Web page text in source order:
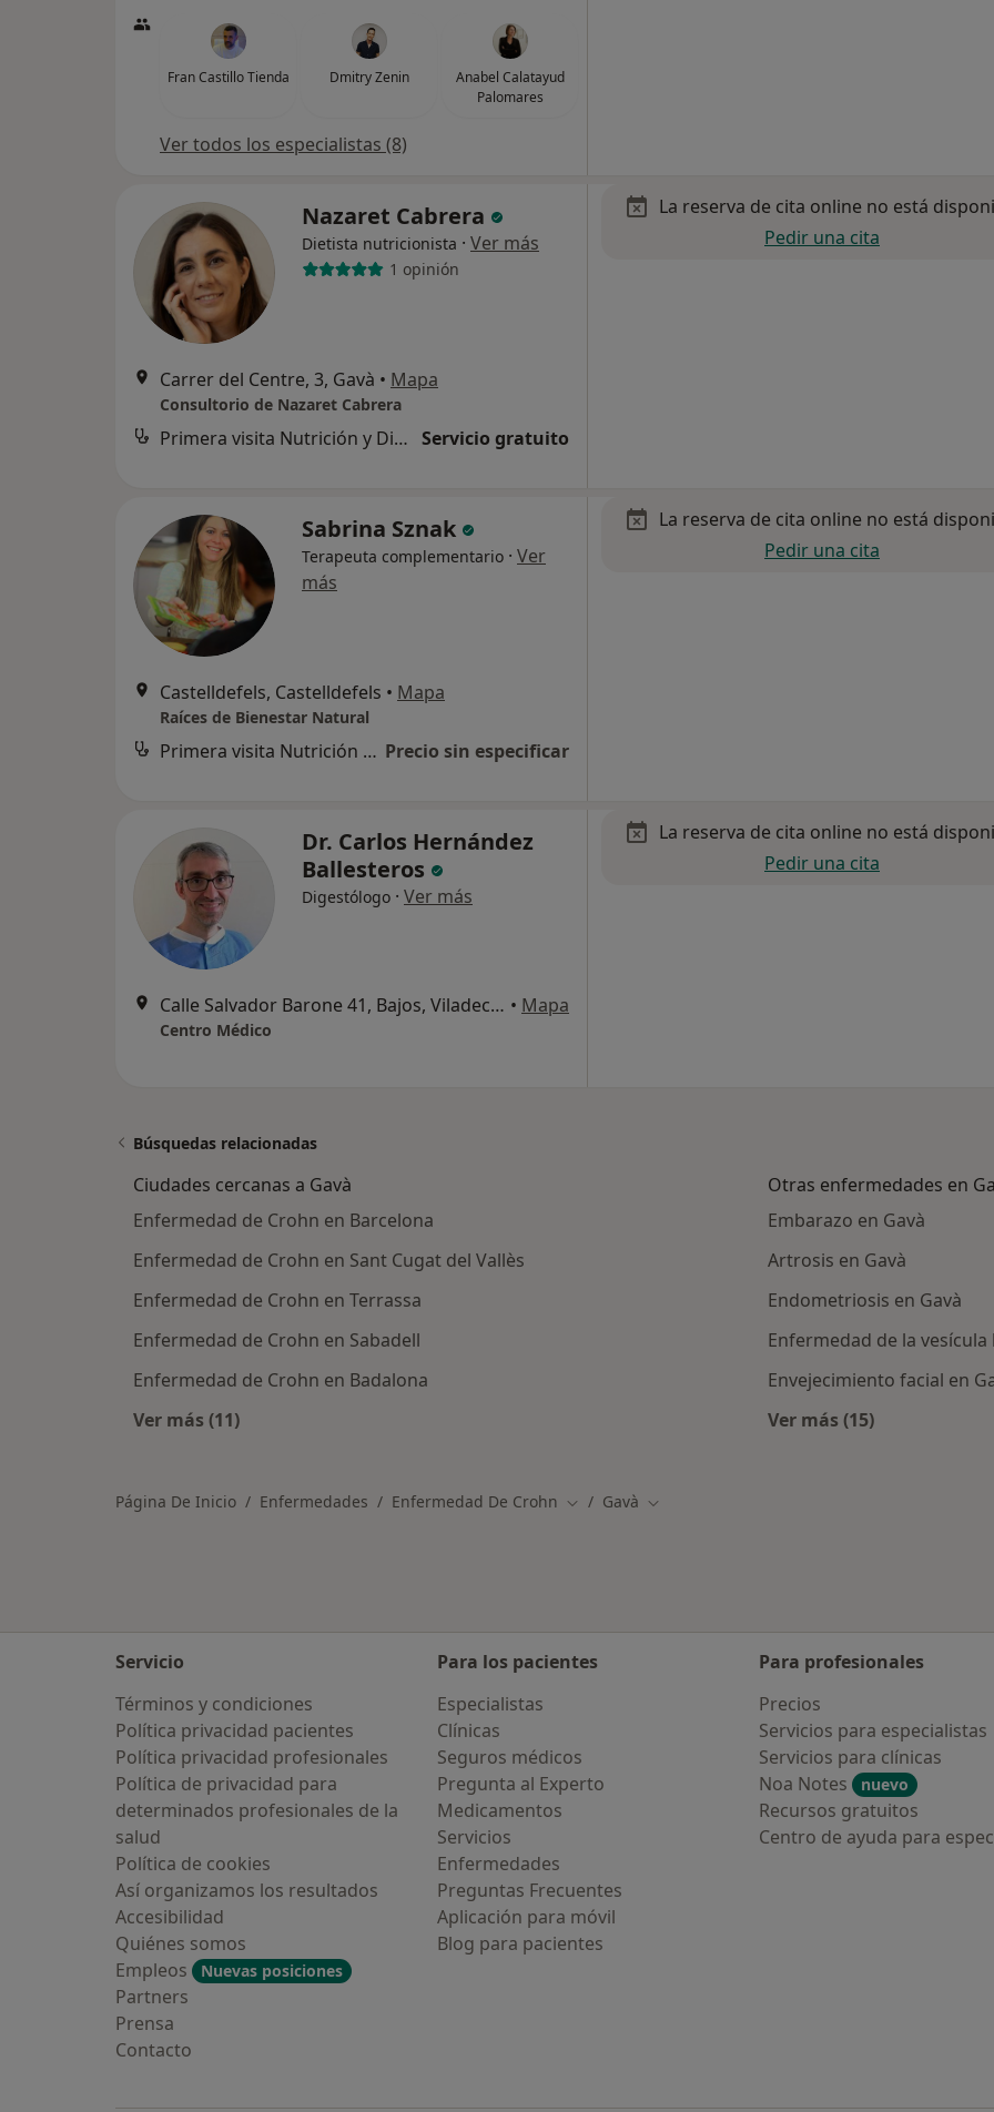
Fran Castillo Tienda Dmitry Zenin
Anabel Calatayud
Palomares
Ver todos los especialistas (8)
Nazaret Cabrera
Dietista nutricionista · Ver más
1 opinión
Carrer del Centre, 3, Gavà • Mapa
Consultorio de Nazaret Cabrera
Primera visita Nutrición y Dietética Servicio gratuito
La reserva de cita online no está
Pedir una cita
Sabrina Sznak
Terapeuta complementario · Ver
más
Castelldefels, Castelldefels • Mapa
Raíces de Bienestar Natural
Primera visita Nutrición y Dietética Precio sin especificar
La reserva de cita online no está
Pedir una cita
Dr. Carlos Hernández
Ballesteros
Digestólogo · Ver más
Calle Salvador Barone 41, Bajos, Viladecans • Mapa
Centro Médico
La reserva de cita online no está
Pedir una cita
Búsquedas relacionadas
Ciudades cercanas a Gavà
Enfermedad de Crohn en Barcelona
Enfermedad de Crohn en Sant Cugat del Vallès
Enfermedad de Crohn en Terrassa
Enfermedad de Crohn en Sabadell
Enfermedad de Crohn en Badalona
Ver más (11)
Otras enfermedades en
Embarazo en Gavà
Artrosis en Gavà
Endometriosis en Gavà
Enfermedad de la vesícula
Envejecimiento facial en
Ver más (15)
Página De Inicio Enfermedades Enfermedad De Crohn Cambiar de ciudad
Gavà Cambiar de ciudad
Servicio
Términos y condiciones
Política privacidad pacientes
Política privacidad profesionales
Política de privacidad para
determinados profesionales de la
salud
Política de cookies
Así organizamos los resultados
Accesibilidad
Quiénes somos
Empleos
Nuevas posiciones
Partners
Prensa
Contacto
Para los pacientes
Especialistas
Clínicas
Seguros médicos
Pregunta al Experto
Medicamentos
Servicios
Enfermedades
Preguntas Frecuentes
Aplicación para móvil
Blog para pacientes
Para profesionales
Precios
Servicios para especialistas
Servicios para clínicas
Noa Notes
nuevo
Recursos gratuitos
Centro de ayuda para